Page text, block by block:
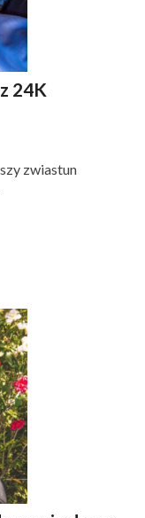
24K
zwiastun